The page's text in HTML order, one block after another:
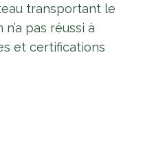
transportant le
pas réussi à
et certifications